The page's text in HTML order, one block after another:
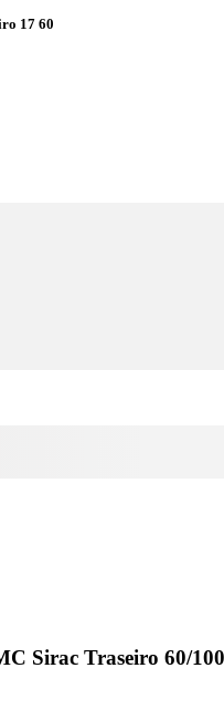
17 60
Sirac Traseiro 60/